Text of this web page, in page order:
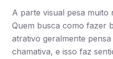
A parte visual pesa muito
Quem busca como fazer
atrativo geralmente
chamativa, e isso faz